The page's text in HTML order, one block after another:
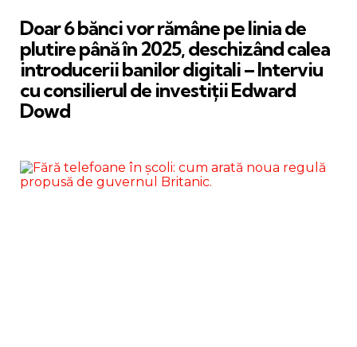
Doar 6 bănci vor rămâne pe linia de
plutire până în 2025, deschizând calea
introducerii banilor digitali – Interviu
cu consilierul de investiții Edward
Dowd